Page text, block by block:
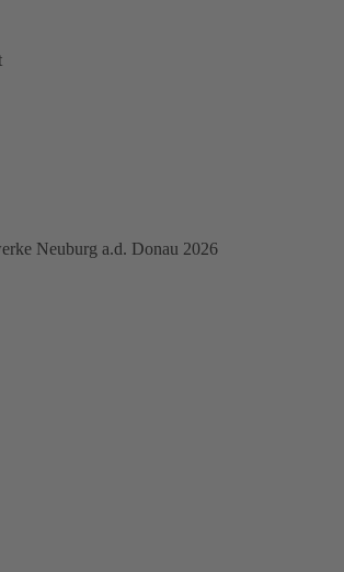
Neuburg a.d. Donau 2026